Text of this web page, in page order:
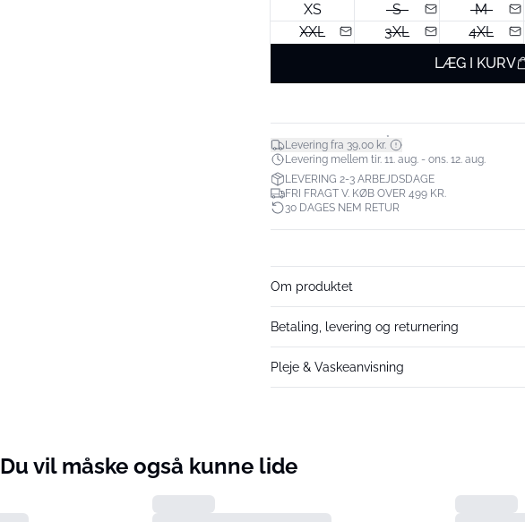
XS S M
XXL
3XL
4XL
LÆG I KURV
Levering fra 39,00 kr.*
Levering mellem tir. 11. aug. - ons. 12. aug.
LEVERING 2-3 ARBEJDSDAGE
FRI FRAGT V. KØB OVER 499 KR.
30 DAGES NEM RETUR
Om produktet
Betaling, levering og returnering
Pleje & Vaskeanvisning
Du vil måske også kunne lide